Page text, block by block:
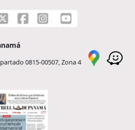
0815-00507, Zona 4